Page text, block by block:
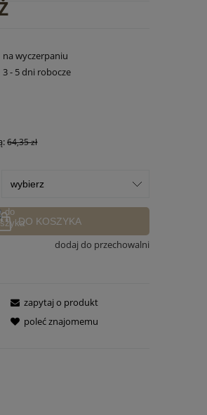
na wyczerpaniu
3 - 5 dni robocze
64,35 zł
DO KOSZYKA
dodaj do przechowalni
zapytaj o produkt
poleć znajomemu